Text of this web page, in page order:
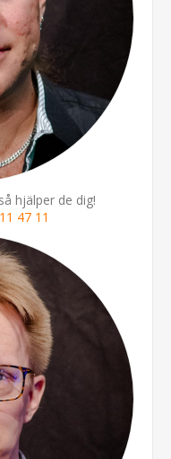
hjälper de dig!
47 11